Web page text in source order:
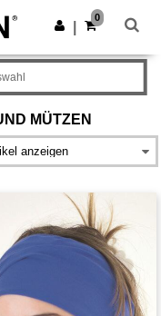
App holen
0
MÜTZEN